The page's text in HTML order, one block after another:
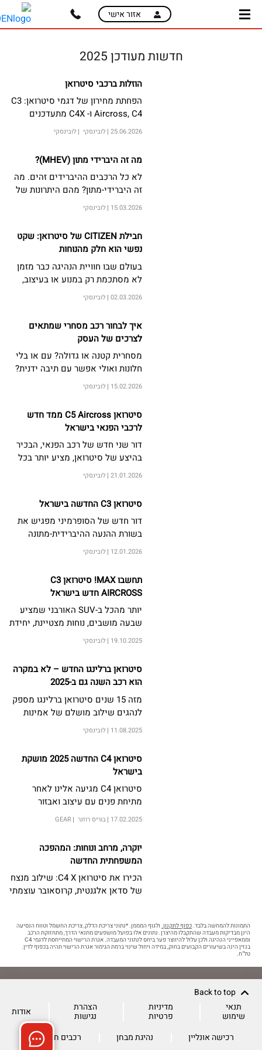
skip
skip
אזור אישי
חדשות מעודכן 2025
הוזלות ברכבי סיטרואן
הפחתת מחירון של דגמי סיטרואן: C3
Aircross, C4 ו- C4X מתעדכנים
למחיר חסר תקדים.
25.06.2026 לובינסקי לובינסקי
מה זה היברידי מתון (MHEV)?
לא כל הרכבים ההיברידים זהים. מה
זה היברידי-מתון? מהם היתרונות של
מערכת ההנעה הזו ומי הנהגים שלהם
מערכת היברידית-מתונה המתאימה
15.03.2026 לובינסקי
חבילת CITIZEN של סיטרואן: שקט
נפשי הוא חלק מהנוחות
בעולם שבו חוויית הנהיגה כבר מזמן
לא מסתכמת רק במנוע או בעיצוב,
סיטרואן ממשיכה לדבוק בגישה
ברורה ועקבית כזו שמציבה את האדם
02.03.2026 לובינסקי
איך לבחור רכב מסחרי שמתאים
לצרכים של העסק
מסחרית קטנה או גדולה? עם או בלי
חלונות ואולי אפשר עם תיבה ידנית?
ברלינגו או ג'מאפי? גלו את נבחרת
הרכבים המסחריים של סיטרואן
15.02.2026 לובינסקי
סיטרואן C5 Aircross ממד חדש
לרכבי הפנאי בישראל
דור שני חדש של רכב הפנאי, הבכיר
בהיצע של סיטרואן, מציע יותר בכל
פרמטר: מראה, מרחב פנימי וחיסכון
של מערכת הנעה היברידית-מתונה
21.01.2026 לובינסקי
סיטרואן C3 החדשה בישראל
דור חדש של הסופרמיני מפגיש את
בשורת ההנעה ההיברידית-מתונה
המוכחת של סיטרואן יחד עם נוחות
מצטיינת, עיצוב וממדים חדשים.
12.01.2026 לובינסקי
תחשבו MAX! סיטרואן C3
AIRCROSS חדש בישראל
יותר מהכל ב-SUV האורבני שמציע
שבעה מושבים, נוחות מצטיינת, יחידת
הנעה היברידית-מתונה וכמובן מראה
מלא נוכחות ועוצמה
19.10.2025 לובינסקי
סיטרואן ברלינגו החדש – לא במקרה
הוא רכב השנה גם ב-2025
מזה 15 שנים סיטרואן ברלינגו מספק
לנהגים שילוב מושלם של אמינות
וגמישות לעבודה ולמשפחה. הכירו
את כל הסיבות בזכותן סיטרואן
11.08.2025 לובינסקי
סיטרואן C4 החדשה 2025 מושקת
בישראל
סיטרואן C4 מגיעה אלינו לאחר
מתיחת פנים עם עיצוב ואבזור
משופרים. המחיר כמעט ללא שינוי
ועומד על 154,990 ₪
17.02.2025 בוריס רוזנר GEAR
יוקרה, מרחב ונוחות: המהפכה
המשפחתית החדשה
הכירו את סיטרואן C4 X: שילוב מנצח
של סדאן אלגנטית, קרוסאובר עוצמתי
התמונות להמחשה בלבד.כפוף לתקנון. ולגוף המממן. *נתוני צריכת הדלק, צריכת החשמל וטווח הנסיעה
הינן מבדיקות מעבדה שהתקבלו מהיצרן. נתונים אלו בפועל מושפעים מתנאי הדרך, מתחזוקת הרכב
וממאפייני הנהיגה ולכן עלול להיווצר פער ביחס לנתוני המעבדה. אגרת הרישוי המתייחסת לדגמי C4
בנזין הינה בשיעורים הקבועים בחוק, במידה ויחול שינוי ברמת הגימור אגרת הרישוי תהיה בכפוף לדין.
טל"ח.
Back to top
תנאי
שימוש
מדיניות
פרטיות
הצהרת
נגישות אודות
רכישה אונליין נהיגת מבחן רכבים חשמליים